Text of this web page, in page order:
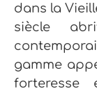
dans la
siècle
gamme
forteresse